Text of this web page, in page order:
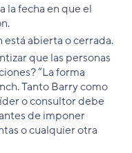
la fecha en que el
abierta o cerrada.
que las personas
“La forma
Tanto Barry como
o consultor debe
de imponer
o cualquier otra